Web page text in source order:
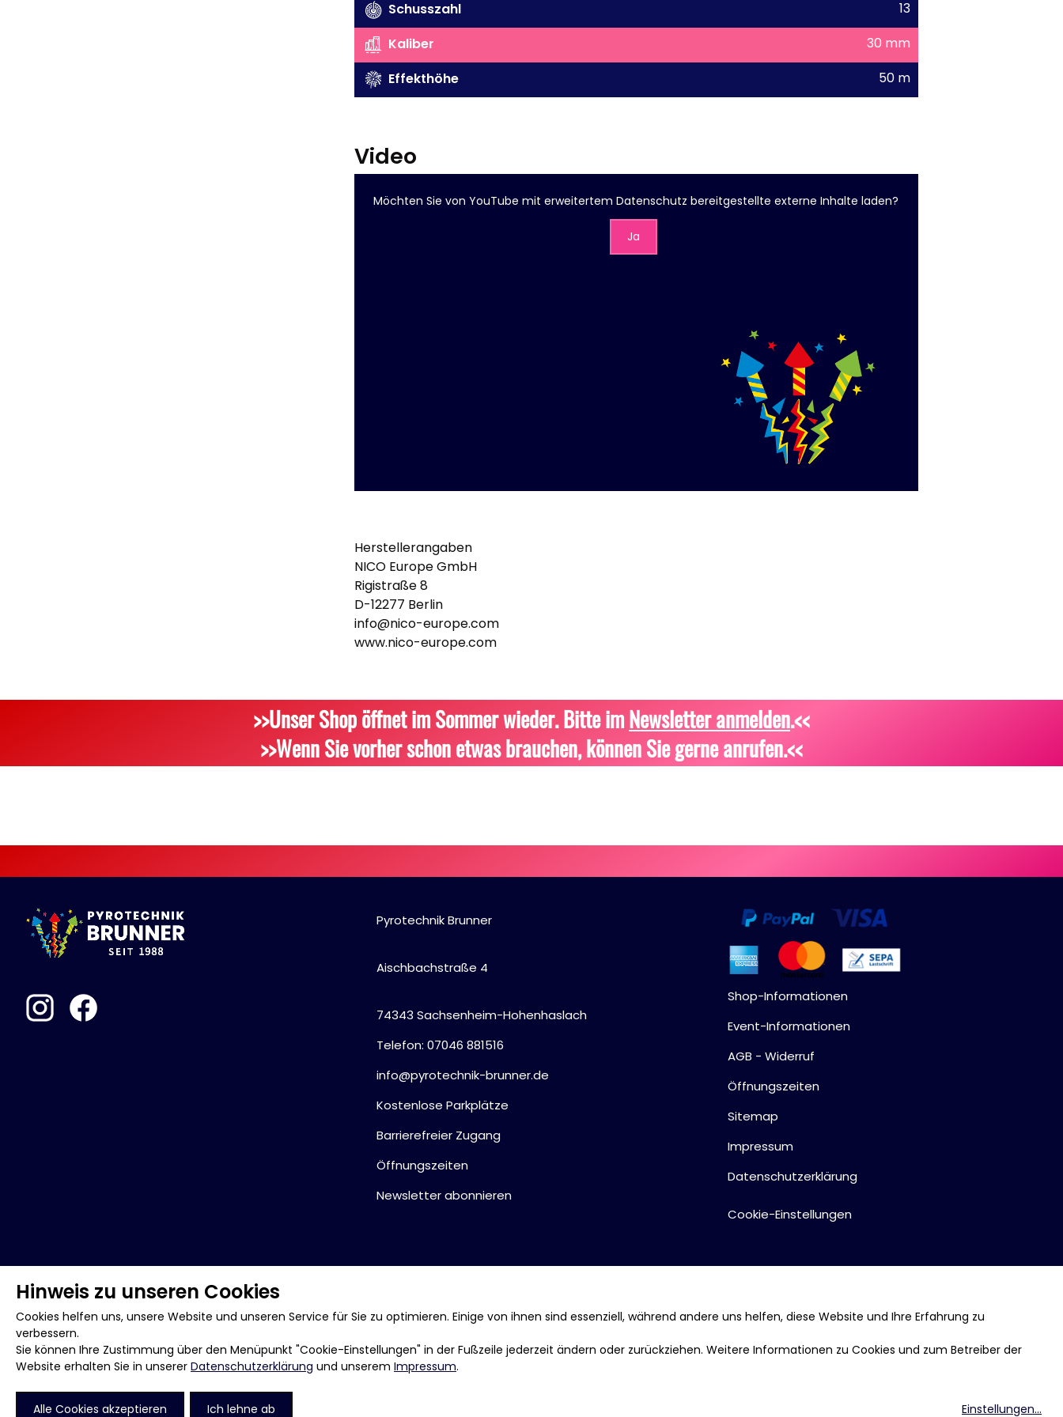
Schusszahl
13
Kaliber
30 mm
Effekthöhe
50 m
Video
Möchten Sie vonYouTube mit erweitertem Datenschutz bereitgestellte externe Inhalte laden?
Ja
Herstellerangaben
NICO Europe GmbH
Rigistraße 8
D-12277 Berlin
info@nico-europe.com
www.nico-europe.com
>>Unser Shop öffnet im Sommer wieder. Bitte imNewsletter anmelden.<<
>>Wenn Sie vorher schon etwas brauchen, können Sie gerne anrufen.<<
Pyrotechnik Brunner
Aischbachstraße 4
74343 Sachsenheim-Hohenhaslach
Telefon: 07046 881516
info@pyrotechnik-brunner.de
Kostenlose Parkplätze
Barrierefreier Zugang
Öffnungszeiten
Newsletter abonnieren
Shop-Informationen
Event-Informationen
AGB - Widerruf
Öffnungszeiten
Sitemap
Impressum
Datenschutzerklärung
Cookie-Einstellungen
Hinweis zu unseren Cookies
Cookies helfen uns, unsere Website und unseren Service für Sie zu optimieren. Einige von ihnen sind essenziell, während andere uns helfen, diese Website und Ihre Erfahrung zu
verbessern.
Sie können Ihre Zustimmung über den Menüpunkt "Cookie-Einstellungen" in der Fußzeile jederzeit ändern oder zurückziehen. Weitere Informationen zu Cookies und zum Betreiber der
Website erhalten Sie in unserer Datenschutzerklärung und unserem Impressum.
Einstellungen...
Ich lehne ab
Alle Cookies akzeptieren